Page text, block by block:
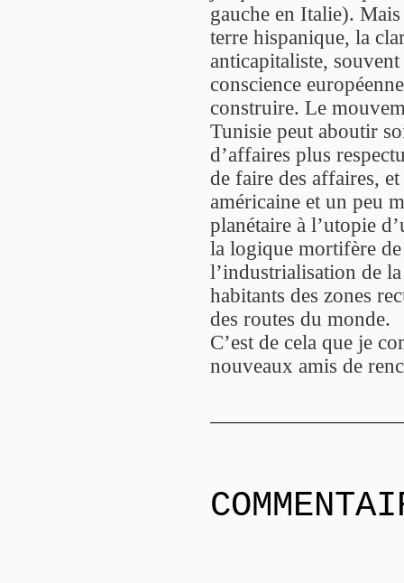
gauche en Italie).
terre hispanique, la
anticapitaliste,
conscience
construire. Le
Tunisie peut aboutir
d’affaires plus
de faire des affaires,
américaine et un peu
planétaire à l’utopie
la logique mortifère
l’industrialisation de
habitants des zones
des routes du monde.
C’est de cela que je
nouveaux amis de